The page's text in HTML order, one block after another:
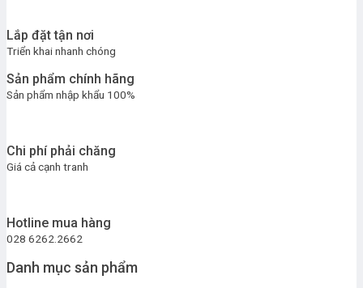
Lắp đặt tận nơi
Triển khai nhanh chóng
Sản phẩm chính hãng
Sản phẩm nhập khẩu 100%
Chi phí phải chăng
Giá cả cạnh tranh
Hotline mua hàng
028 6262.2662
Danh mục sản phẩm